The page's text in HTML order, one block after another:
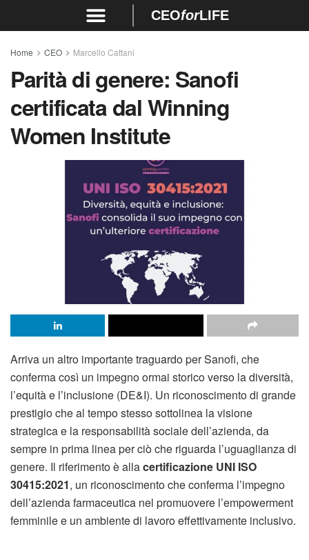
CEOforLIFE
Home CEO Marcello Cattani
Parità di genere: Sanofi
certificata dal Winning
Women Institute
Arriva un altro importante traguardo per Sanofi, che
conferma così un impegno ormai storico verso la diversità,
l’equità e l’inclusione (DE&I). Un riconoscimento di grande
prestigio che al tempo stesso sottolinea la visione
strategica e la responsabilità sociale dell’azienda, da
sempre in prima linea per ciò che riguarda l’uguaglianza di
genere. Il riferimento è allacertificazione UNI ISO
30415:2021, un riconoscimento che conferma l’impegno
dell’azienda farmaceutica nel promuovere l’empowerment
femminile e un ambiente di lavoro effettivamente inclusivo.